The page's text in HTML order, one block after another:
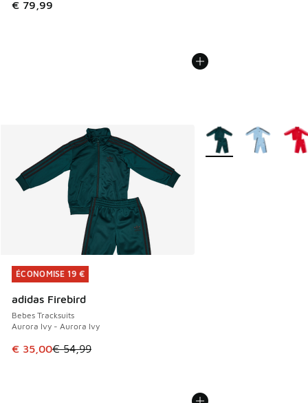
€ 79,99
ÉCONOMISE 19 €
adidas Firebird
Bebes Tracksuits
Aurora Ivy - Aurora Ivy
Cet article est en promotion. Prix en baisse de € 54,99 à
€ 35,00€ 54,99
ÉCONOMISE 19 €
Plus de couleurs